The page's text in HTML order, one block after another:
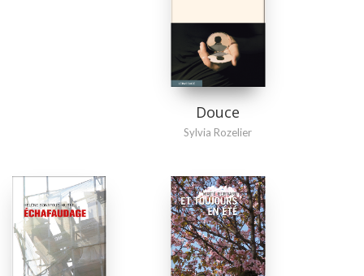
Douce
Sylvia Rozelier